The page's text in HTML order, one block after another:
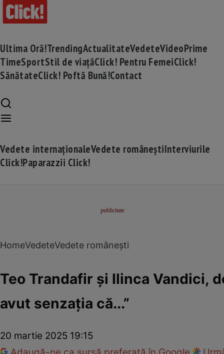
Ultima Oră!TrendingActualitateVedeteVideoPrime
TimeSportStil de viațăClick! Pentru FemeiClick!
SănătateClick! Poftă Bună!Contact
Vedete internaționaleVedete româneștiInterviurile
Click!Paparazzii Click!
HomeVedeteVedete românești
Teo Trandafir și Ilinca Vandici,
avut senzația că...”
20 martie 2025 19:15